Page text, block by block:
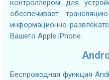
контроллером для
обеспечивает
информационно-
Вашего Apple iPhone.
Беспроводная функция